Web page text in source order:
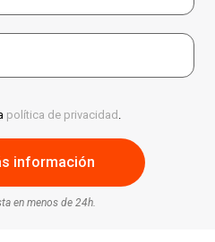
política de privacidad .
en menos de 24h.